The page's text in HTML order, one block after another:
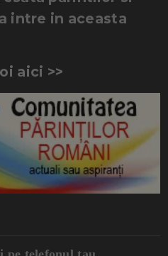
intre in aceasta
aici >>